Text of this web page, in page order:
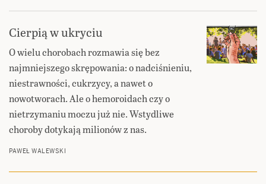
Cierpią w ukryciu
O wielu chorobach rozmawia się bez
najmniejszego skrępowania: o nadciśnieniu,
niestrawności, cukrzycy, a nawet o
nowotworach. Ale o hemoroidach czy o
nietrzymaniu moczu już nie. Wstydliwe
choroby dotykają milionów z nas.
PAWEŁ WALEWSKI